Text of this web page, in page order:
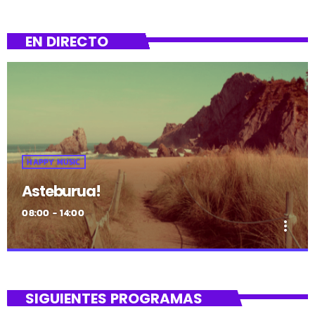
EN DIRECTO
HAPPY MUSIC
Asteburua!
08:00 - 14:00
more_vert
¡Es fin de semana!
SIGUIENTES PROGRAMAS